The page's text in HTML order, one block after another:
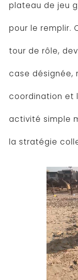
plateau de jeu
pour le remplir.
tour de rôle,
case désignée,
coordination et
activité simple
la stratégie